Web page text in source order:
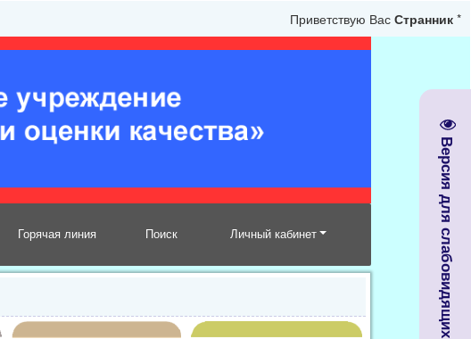
Версия для слабовидящих
Приветствую Вас Странник *
Горячая линия Поиск Личный кабинет